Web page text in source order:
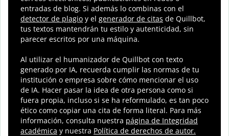
entradas de blog. Si además lo combinas con el
detector de plagio y el generador de citas de Quillbot,
tus textos mantendrán tu estilo y autenticidad, sin
parecer escritos por una máquina.
Al utilizar el humanizador de Quillbot con texto
generado por IA, recuerda cumplir las normas de tu
institución o empresa sobre cómo mencionar el uso
de IA. Hacer pasar la idea de otra persona como si
fuera propia, incluso si se ha reformulado, es tan poco
ético como copiar una cita de forma literal. Para más
información, consulta nuestra página de Integridad
académica y nuestra Política de derechos de autor.